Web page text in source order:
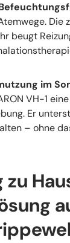
Die
beugt
im
VH-1
Er
– ohne